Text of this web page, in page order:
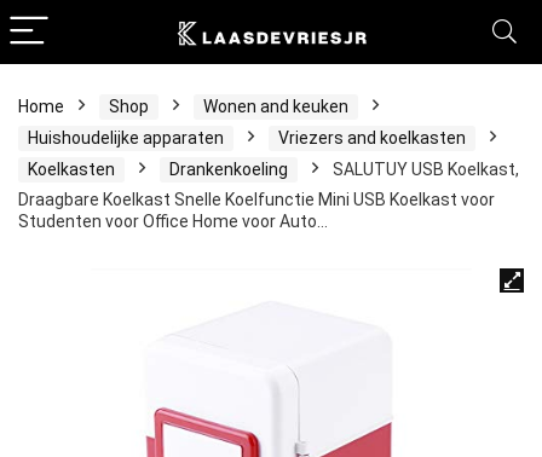
Home Shop
Wonen and keuken
Huishoudelijke apparaten
Vriezers and koelkasten
Koelkasten
Drankenkoeling
SALUTUY USB Koelkast,
Draagbare Koelkast Snelle Koelfunctie Mini USB Koelkast voor
Studenten voor Office Home voor Auto…